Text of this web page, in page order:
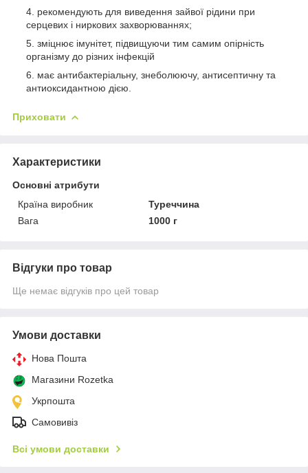
рекомендують для виведення зайвої рідини при
серцевих і ниркових захворюваннях;
зміцнює імунітет, підвищуючи тим самим опірність
організму до різних інфекцій
має антибактеріальну, знеболюючу, антисептичну та
антиоксидантною дією.
Приховати
Характеристики
Основні атрибути
Країна виробник
Туреччина
Вага
1000 г
Відгуки про товар
Ще немає відгуків про цей товар
Умови доставки
Нова Пошта
Магазини Rozetka
Укрпошта
Самовивіз
Всі умови доставки